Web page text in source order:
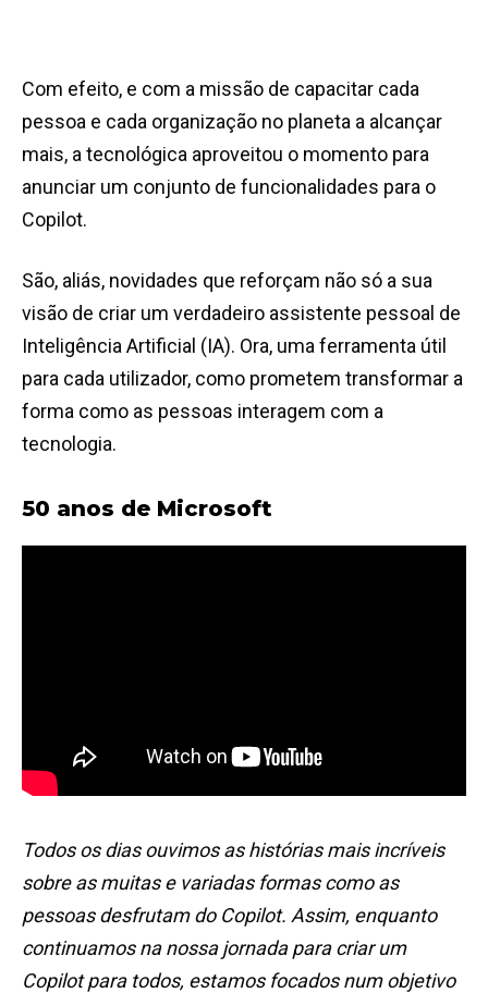
Com efeito, e com a missão de capacitar cada
pessoa e cada organização no planeta a alcançar
mais, a tecnológica aproveitou o momento para
anunciar um conjunto de funcionalidades para o
Copilot.
São, aliás, novidades que reforçam não só a sua
visão de criar um verdadeiro assistente pessoal de
Inteligência Artificial (IA). Ora, uma ferramenta útil
para cada utilizador, como prometem transformar a
forma como as pessoas interagem com a
tecnologia.
50 anos de Microsoft
Todos os dias ouvimos as histórias mais incríveis
sobre as muitas e variadas formas como as
pessoas desfrutam do Copilot. Assim, enquanto
continuamos na nossa jornada para criar um
Copilot para todos, estamos focados num objetivo